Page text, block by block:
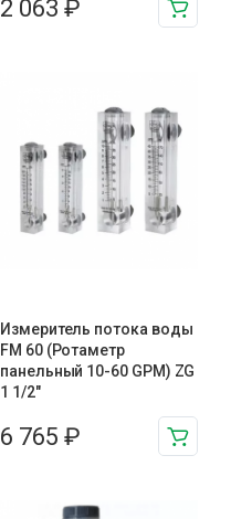
2 063 ₽
Измеритель потока воды
FM 60 (Ротаметр
панельный 10-60 GPM) ZG
1 1/2″
6 765 ₽